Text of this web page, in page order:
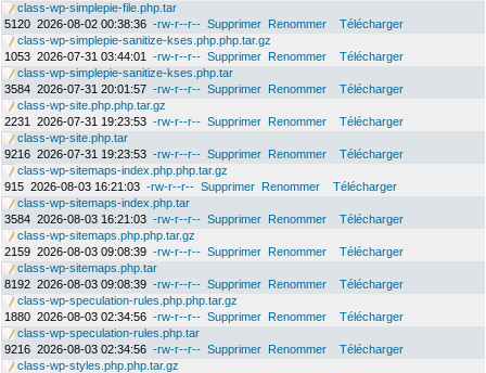
class-wp-simplepie-file.php.tar
5120 2026-08-02 00:38:36 -rw-r--r-- Supprimer Renommer
Télécharger
class-wp-simplepie-sanitize-kses.php.php.tar.gz
1053 2026-07-31 03:44:01 -rw-r--r-- Supprimer Renommer
Télécharger
class-wp-simplepie-sanitize-kses.php.tar
3584 2026-07-31 20:01:57 -rw-r--r-- Supprimer Renommer
Télécharger
class-wp-site.php.php.tar.gz
2231
2026-07-31 19:23:53 -rw-r--r-- Supprimer Renommer
Télécharger
class-wp-site.php.tar
9216 2026-07-31 19:23:53 -rw-r--r-- Supprimer Renommer
Télécharger
class-wp-sitemaps-index.php.php.tar.gz
915 2026-08-03 16:21:03 -rw-r--r-- Supprimer Renommer
Télécharger
class-wp-sitemaps-index.php.tar
3584 2026-08-03 16:21:03 -rw-r--r-- Supprimer Renommer
Télécharger
class-wp-sitemaps.php.php.tar.gz
2159 2026-08-03 09:08:39 -rw-r--r-- Supprimer Renommer
Télécharger
class-wp-sitemaps.php.tar
8192 2026-08-03 09:08:39 -rw-r--r-- Supprimer Renommer
Télécharger
class-wp-speculation-rules.php.php.tar.gz
1880 2026-08-03 02:34:56 -rw-r--r-- Supprimer Renommer
Télécharger
class-wp-speculation-rules.php.tar
9216 2026-08-03 02:34:56 -rw-r--r-- Supprimer Renommer
Télécharger
class-wp-styles.php.php.tar.gz